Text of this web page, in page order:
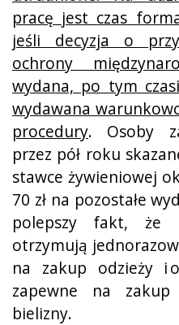
pracę jest czas
jeśli decyzja o
ochrony
wydana, po tym
wydawana
procedury. Osoby
przez pół roku
stawce żywieniowej
70 zł na pozostałe
polepszy fakt, że
otrzymują
na zakup odzieży i
zapewne na
bielizny.